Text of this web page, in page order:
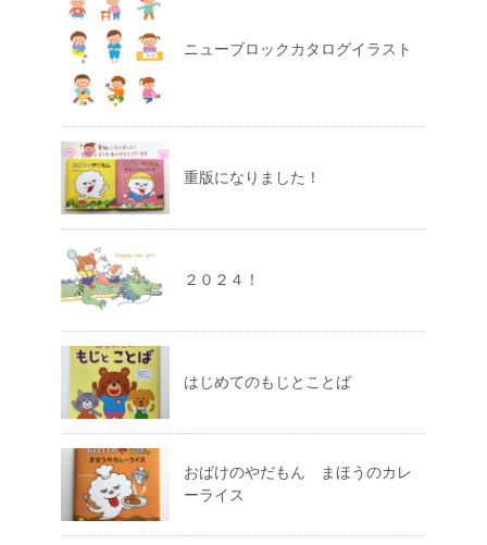
ニューブロックカタログイラスト
重版になりました！
２０２４！
はじめてのもじとことば
おばけのやだもん まほうのカレ
ーライス